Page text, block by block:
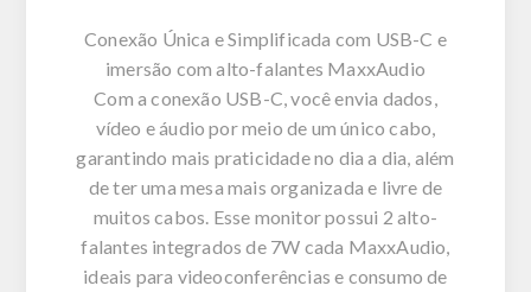
Conexão Única e Simplificada com USB-C e
imersão com alto-falantes MaxxAudio
Com a conexão USB-C, você envia dados,
vídeo e áudio por meio de um único cabo,
garantindo mais praticidade no dia a dia, além
de ter uma mesa mais organizada e livre de
muitos cabos. Esse monitor possui 2 alto-
falantes integrados de 7W cada MaxxAudio,
ideais para videoconferências e consumo de